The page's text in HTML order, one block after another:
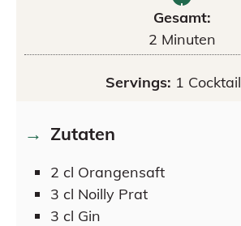
Gesamt:
2 Minuten
Servings: 1 Cocktail
Zutaten
2 cl Orangensaft
3 cl Noilly Prat
3 cl Gin